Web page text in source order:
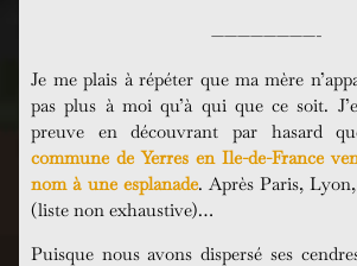
————————-
Je me plais à répéter que ma mère
pas plus à moi qu’à qui que ce soit.
preuve en découvrant par hasard
commune de Yerres en Ile-de-France
nom à une esplanade. Après Paris,
(liste non exhaustive)…
Puisque nous avons dispersé ses